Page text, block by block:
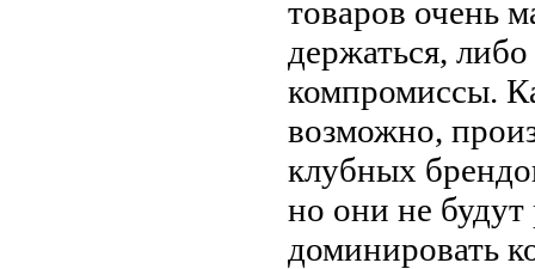
товаров очень
держаться,
компромиссы.
возможно,
клубных
но они не
доминировать